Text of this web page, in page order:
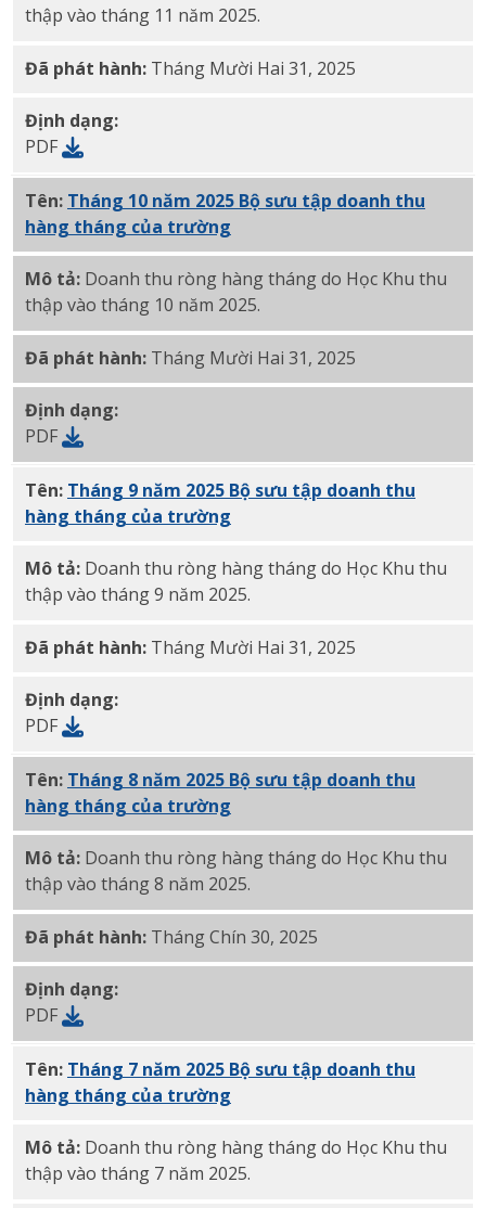
thập vào tháng 11 năm 2025.
Đã phát hành: Tháng Mười Hai 31, 2025
Định dạng:
PDF
Tên: Tháng 10 năm 2025 Bộ sưu tập doanh thu
hàng tháng của trường
Mô tả: Doanh thu ròng hàng tháng do Học Khu thu
thập vào tháng 10 năm 2025.
Đã phát hành: Tháng Mười Hai 31, 2025
Định dạng:
PDF
Tên: Tháng 9 năm 2025 Bộ sưu tập doanh thu
hàng tháng của trường
Mô tả: Doanh thu ròng hàng tháng do Học Khu thu
thập vào tháng 9 năm 2025.
Đã phát hành: Tháng Mười Hai 31, 2025
Định dạng:
PDF
Tên: Tháng 8 năm 2025 Bộ sưu tập doanh thu
hàng tháng của trường
Mô tả: Doanh thu ròng hàng tháng do Học Khu thu
thập vào tháng 8 năm 2025.
Đã phát hành: Tháng Chín 30, 2025
Định dạng:
PDF
Tên: Tháng 7 năm 2025 Bộ sưu tập doanh thu
hàng tháng của trường
Mô tả: Doanh thu ròng hàng tháng do Học Khu thu
thập vào tháng 7 năm 2025.